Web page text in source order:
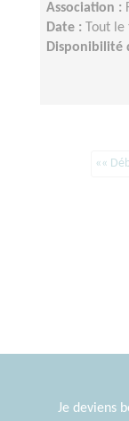
Association :
Date :
Tout
Disponibilité
««
Je deviens